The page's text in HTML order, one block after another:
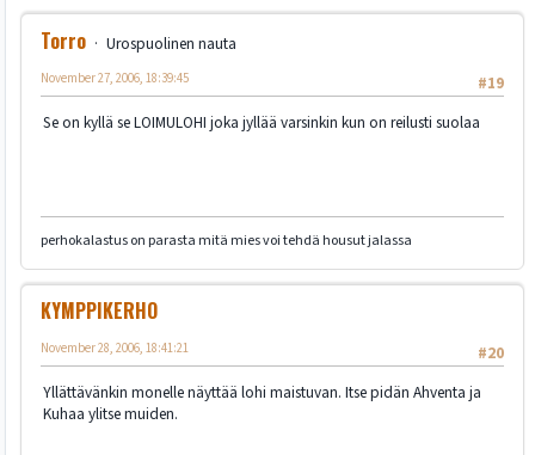
Torro
Urospuolinen nauta
#19
November 27, 2006, 18:39:45
Se on kyllä se LOIMULOHI joka jyllää varsinkin kun on reilusti suolaa
perhokalastus on parasta mitä mies voi tehdä housut jalassa
KYMPPIKERHO
#20
November 28, 2006, 18:41:21
Yllättävänkin monelle näyttää lohi maistuvan. Itse pidän Ahventa ja
Kuhaa ylitse muiden.